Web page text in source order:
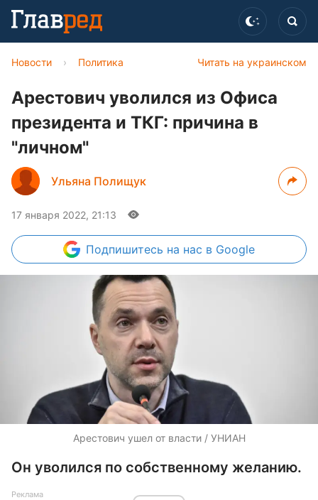
Читать на украинском
Новости › Политика
Арестович уволился из Офиса
президента и ТКГ: причина в
"личном"
Ульяна Полищук
17 января 2022, 21:13
Подпишитесь на нас в Google
Арестович ушел от власти / УНИАН
Он уволился по собственному желанию.
Реклама